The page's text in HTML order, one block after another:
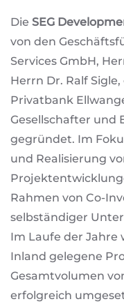
Die SEG
von den
Services GmbH,
Herrn Dr. Ralf
Privatbank
Gesellschafter und
gegründet. Im
und Realisierung
Rahmen von Co-
selbständiger
Im Laufe der Jahre
Inland gelegene
Gesamtvolumen
erfolgreich